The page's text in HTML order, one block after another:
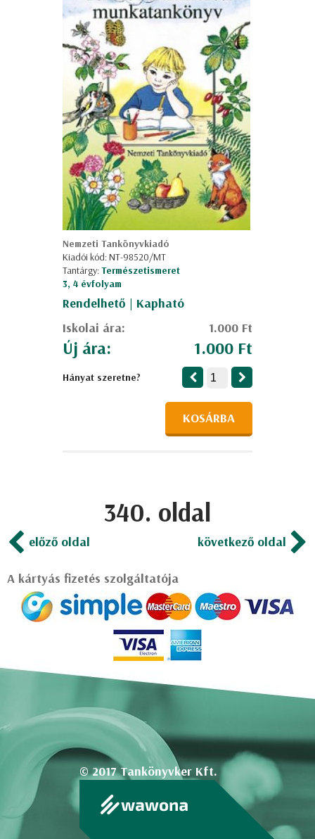
Nemzeti Tankönyvkiadó
Kiadói kód: NT-98520/MT
Tantárgy:Természetismeret
3, 4 évfolyam
Rendelhető | Kapható
Iskolai ára:
1.000 Ft
Új ára: 1.000 Ft
Hányat szeretne?
KOSÁRBA
340. oldal
előző oldal következő oldal
A kártyás fizetés szolgáltatója
© 2017 Tankönyvker Kft.